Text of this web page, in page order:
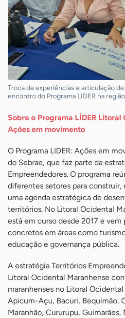
Troca de experiências e articulação
encontro do Programa LIDER na
Sobre o Programa LÍDER
Ações em movimento
O Programa LIDER: Ações em
do Sebrae, que faz parte da
Empreendedores. O programa
diferentes setores para construir,
uma agenda estratégica de
territórios. No Litoral Ocidental
está em curso desde 2017 e vem
concretos em áreas como
educação e governança pública.
A estratégia Territórios
Litoral Ocidental Maranhense
maranhenses no Litoral
Apicum-Açu, Bacuri, Bequimão,
Maranhão, Cururupu,